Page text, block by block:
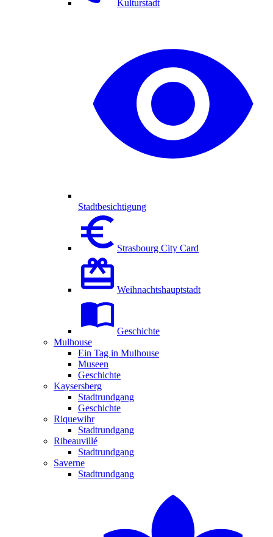
Kulturstadt
Stadtbesichtigung
Strasbourg City Card
Weihnachtshauptstadt
Geschichte
Mulhouse
Ein Tag in Mulhouse
Museen
Geschichte
Kaysersberg
Stadtrundgang
Geschichte
Riquewihr
Stadtrundgang
Ribeauvillé
Stadtrundgang
Saverne
Stadtrundgang